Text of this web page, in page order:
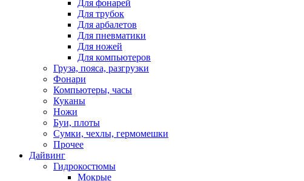
Для фонарей
Для трубок
Для арбалетов
Для пневматики
Для ножей
Для компьютеров
Груза, пояса, разгрузки
Фонари
Компьютеры, часы
Куканы
Ножи
Буи, плоты
Сумки, чехлы, гермомешки
Прочее
Дайвинг
Гидрокостюмы
Мокрые